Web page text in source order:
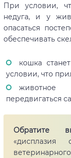
При условии,
недуга, и у
опасаться
обеспечивать
кошка
условии, что
животное
передвигаться
Обратите